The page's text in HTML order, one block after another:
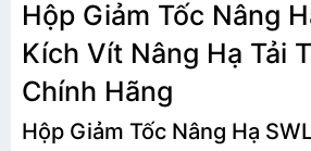
Hộp Giảm Tốc Nâng
Kích Vít Nâng Hạ Tải
Chính Hãng
Hộp Giảm Tốc Nâng Hạ